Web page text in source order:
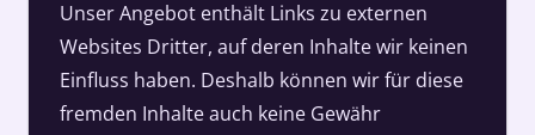
Unser Angebot enthält Links zu externen
Websites Dritter, auf deren Inhalte wir keinen
Einfluss haben. Deshalb können wir für diese
fremden Inhalte auch keine Gewähr